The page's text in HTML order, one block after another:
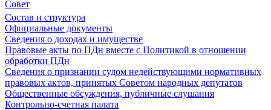
Совет
Состав и структура
Официальные документы
Сведения о доходах и имуществе
Правовые акты по ПДн вместе с Политикой в отношении
обработки ПДн
Сведения о признании судом недействующими нормативных
правовых актов, принятых Советом народных депутатов
Общественные обсуждения, публичные слушания
Контрольно-счетная палата